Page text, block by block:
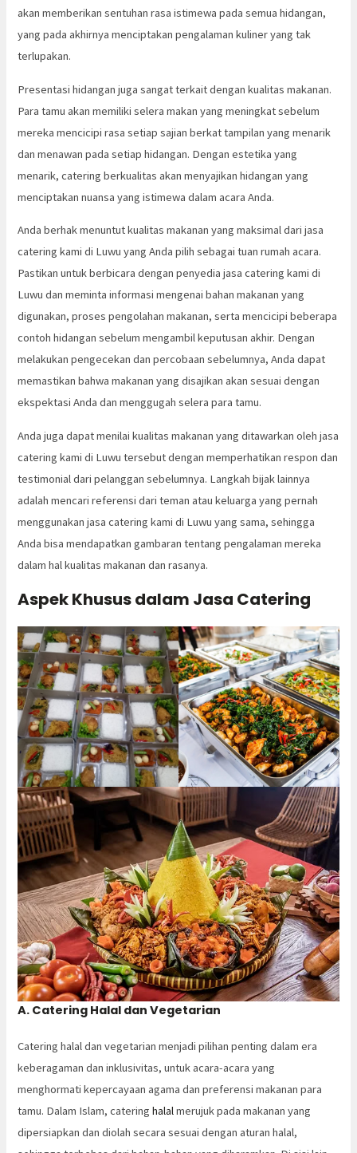
akan memberikan sentuhan rasa istimewa pada semua hidangan,
yang pada akhirnya menciptakan pengalaman kuliner yang tak
terlupakan.
Presentasi hidangan juga sangat terkait dengan kualitas makanan.
Para tamu akan memiliki selera makan yang meningkat sebelum
mereka mencicipi rasa setiap sajian berkat tampilan yang menarik
dan menawan pada setiap hidangan. Dengan estetika yang
menarik, catering berkualitas akan menyajikan hidangan yang
menciptakan nuansa yang istimewa dalam acara Anda.
Anda berhak menuntut kualitas makanan yang maksimal dari jasa
catering kami di Luwu yang Anda pilih sebagai tuan rumah acara.
Pastikan untuk berbicara dengan penyedia jasa catering kami di
Luwu dan meminta informasi mengenai bahan makanan yang
digunakan, proses pengolahan makanan, serta mencicipi beberapa
contoh hidangan sebelum mengambil keputusan akhir. Dengan
melakukan pengecekan dan percobaan sebelumnya, Anda dapat
memastikan bahwa makanan yang disajikan akan sesuai dengan
ekspektasi Anda dan menggugah selera para tamu.
Anda juga dapat menilai kualitas makanan yang ditawarkan oleh jasa
catering kami di Luwu tersebut dengan memperhatikan respon dan
testimonial dari pelanggan sebelumnya. Langkah bijak lainnya
adalah mencari referensi dari teman atau keluarga yang pernah
menggunakan jasa catering kami di Luwu yang sama, sehingga
Anda bisa mendapatkan gambaran tentang pengalaman mereka
dalam hal kualitas makanan dan rasanya.
Aspek Khusus dalam Jasa Catering
A. Catering Halal dan Vegetarian
Catering halal dan vegetarian menjadi pilihan penting dalam era
keberagaman dan inklusivitas, untuk acara-acara yang
menghormati kepercayaan agama dan preferensi makanan para
tamu. Dalam Islam, cateringhalalmerujuk pada makanan yang
dipersiapkan dan diolah secara sesuai dengan aturan halal,